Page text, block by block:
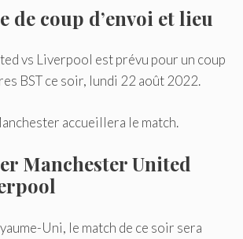
de coup d’envoi et lieu
vs Liverpool est prévu pour un coup
BST ce soir, lundi 22 août 2022.
accueillera le match.
Manchester United
Uni, le match de ce soir sera